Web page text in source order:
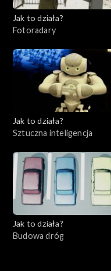
Jak to działa?
Fotoradary
Jak to działa?
Sztuczna inteligencja
Jak to działa?
Budowa dróg